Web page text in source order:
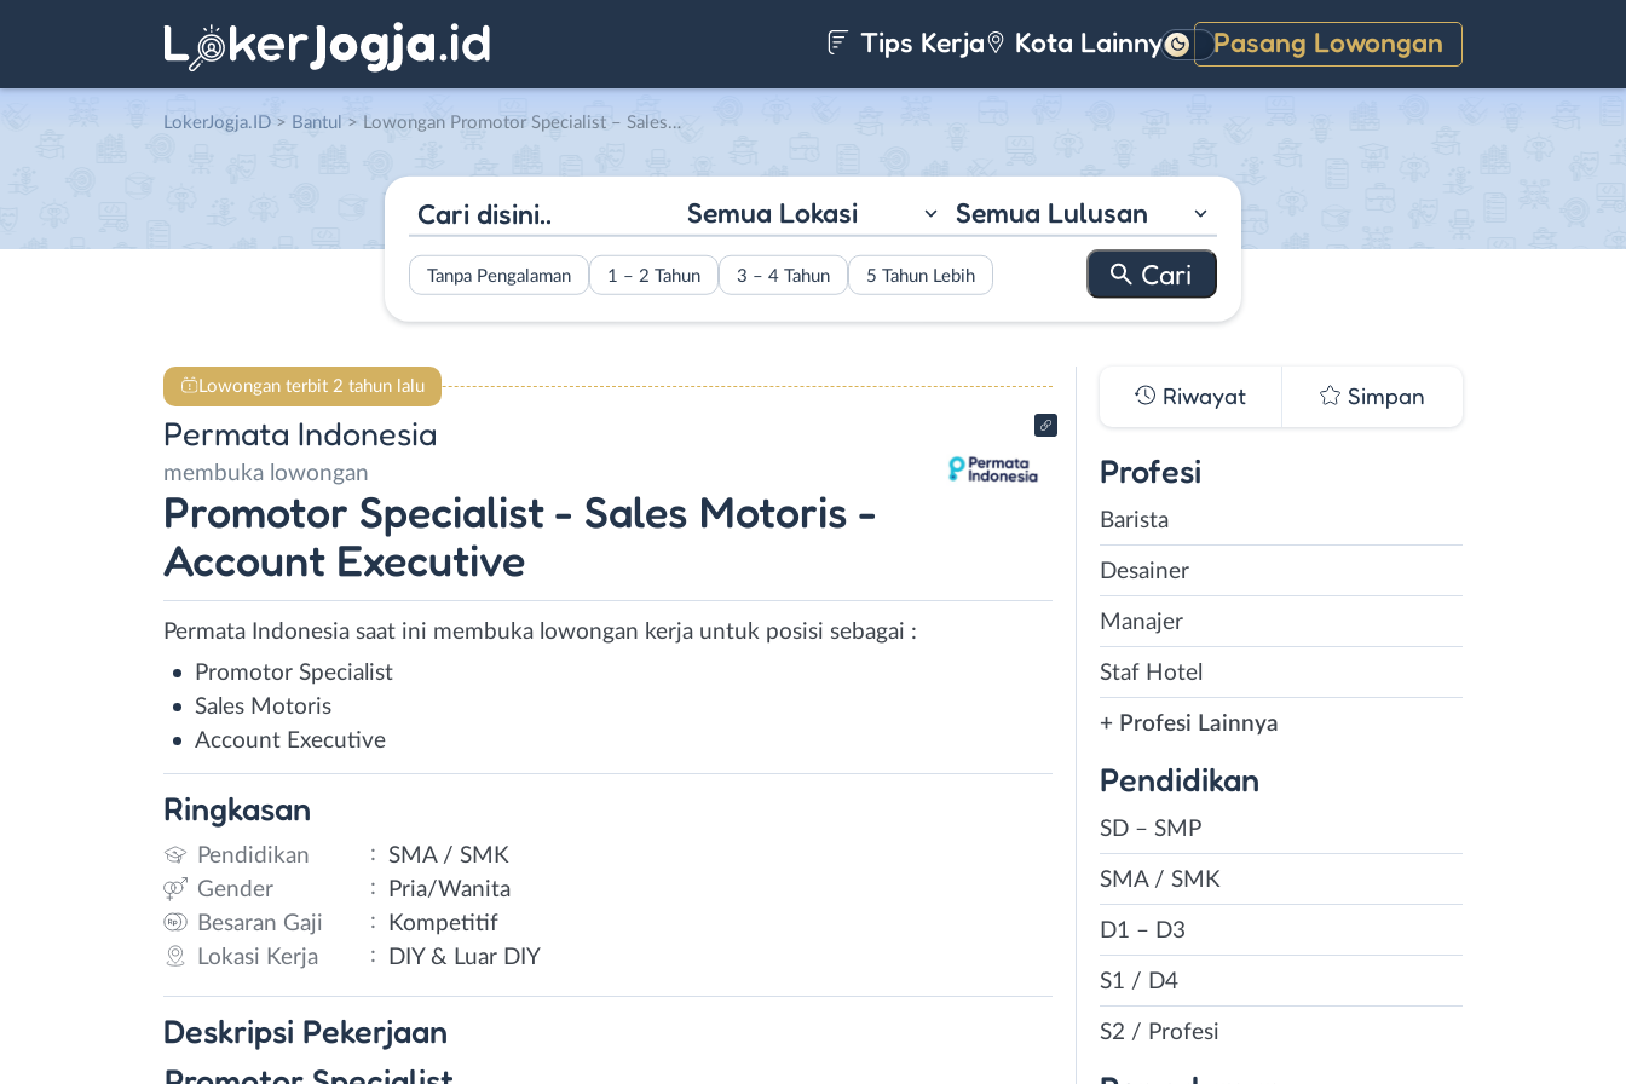
Tips Kerja Kota Lainnya Pasang Lowongan
Gelap
LokerJogja.ID > Bantul > Lowongan Promotor Specialist – Sales Motoris – Account Executive di Permata Indonesia
Semua Lokasi Semua Lulusan
Tanpa Pengalaman 1 – 2 Tahun 3 – 4 Tahun 5 Tahun Lebih
Lowongan terbit 2 tahun lalu
Permata Indonesia
membuka lowongan
Promotor Specialist - Sales Motoris -
Account Executive
Permata Indonesia saat ini membuka lowongan kerja untuk posisi sebagai :
Promotor Specialist
Sales Motoris
Account Executive
Ringkasan
Pendidikan : SMA / SMK
Gender
:
Pria/Wanita
Besaran Gaji
:
Kompetitif
Lokasi Kerja
: DIY & Luar DIY
Deskripsi Pekerjaan
Riwayat Simpan
Profesi
Barista
Desainer
Manajer
Staf Hotel
+ Profesi Lainnya
Pendidikan
SD – SMP
SMA / SMK
D1 – D3
S1 / D4
S2 / Profesi